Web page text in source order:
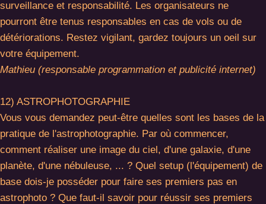
surveillance et responsabilité. Les organisateurs ne
pourront être tenus responsables en cas de vols ou de
détériorations. Restez vigilant, gardez toujours un oeil sur
votre équipement.
Mathieu (responsable programmation et publicité internet)
12) ASTROPHOTOGRAPHIE
Vous vous demandez peut-être quelles sont les bases de la
pratique de l'astrophotographie. Par où commencer,
comment réaliser une image du ciel, d'une galaxie, d'une
planète, d'une nébuleuse, ... ? Quel setup (l'équipement) de
base dois-je posséder pour faire ses premiers pas en
astrophoto ? Que faut-il savoir pour réussir ses premiers